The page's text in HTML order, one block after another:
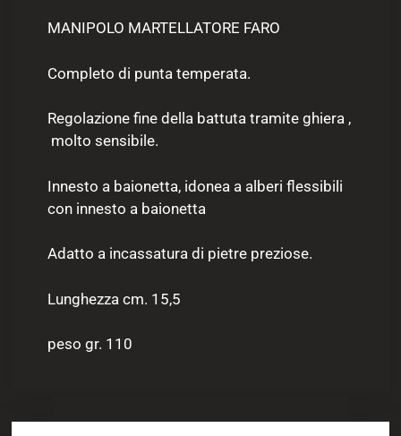
MANIPOLO MARTELLATORE FARO
Completo di punta temperata.
Regolazione fine della battuta tramite ghiera ,
molto sensibile.
Innesto a baionetta, idonea a alberi flessibili
con innesto a baionetta
Adatto a incassatura di pietre preziose.
Lunghezza cm. 15,5
peso gr. 110